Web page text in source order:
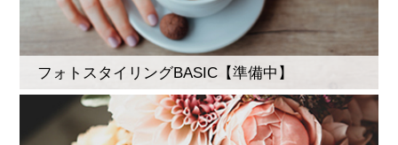
フォトスタイリングBASIC【準備中】